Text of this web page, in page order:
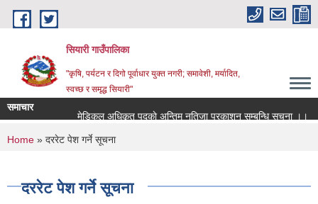
Skip to main content
सियारी गाउँपालिका
"कृषि, पर्यटन र दिगो पूर्वाधार युक्त नगरी; समावेशी, मर्यादित,
स्वच्छ र समृद्ध सियारी"
समाचार
मेडिकल अधिकृत पदकाे अन्तिम नतिजा प्रकाशन सम्बन्धि सुचना ।।
You are here
Home » दररेट पेश गर्ने सूचना
दररेट पेश गर्ने सूचना